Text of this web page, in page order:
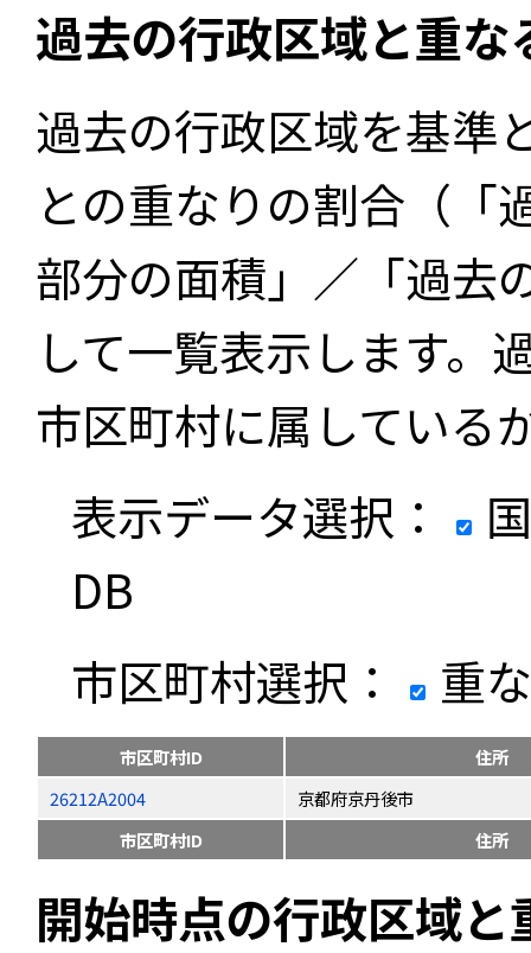
過去の行政区域と重
過去の行政区域を基準
との重なりの割合（「
部分の面積」／「過去
して一覧表示します。
市区町村に属している
表示データ選択：
DB
市区町村選択：
重
市区町村ID
住所
26212A2004
京都府京丹後市
市区町村ID
住所
開始時点の行政区域